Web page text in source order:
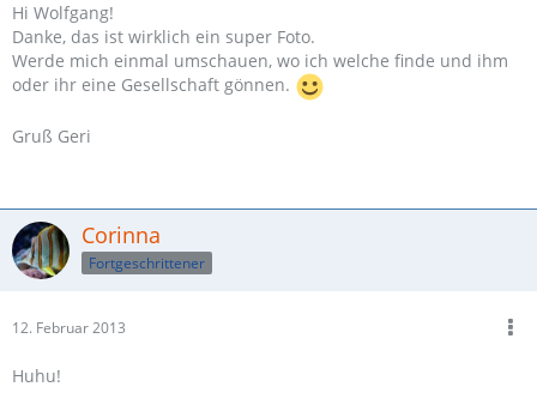
Hi Wolfgang!
Danke, das ist wirklich ein super Foto.
Werde mich einmal umschauen, wo ich welche finde und ihm
oder ihr eine Gesellschaft gönnen.
Gruß Geri
Corinna
Fortgeschrittener
12. Februar 2013
Huhu!